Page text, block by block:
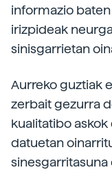
informazio
irizpideak
sinisgarrietan
Aurreko guztiak
zerbait gezurra
kualitatibo
datuetan
sinesgarritasuna